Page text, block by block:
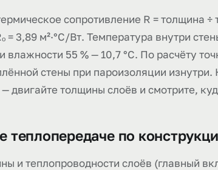
сопротивление R = толщина
= 3,89 м²·°C/Вт. Температура внутри
влажности 55 % — 10,7 °C. По расчёту
стены при пароизоляции
двигайте толщины слоёв и смотрите,
теплопередаче по
и теплопроводности слоёв (главный